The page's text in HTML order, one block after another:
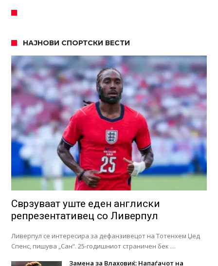
НАЈНОВИ СПОРТСКИ ВЕСТИ
Сврзуваат уште еден англиски
репрезентативец со Ливерпул
Ливерпул се интересира за дефанзивецот на Тотенхем Џед
Спенс, пишува „Сан“. 25-годишниот страничен бек …
Замена за Влаховиќ: Напаѓачот на